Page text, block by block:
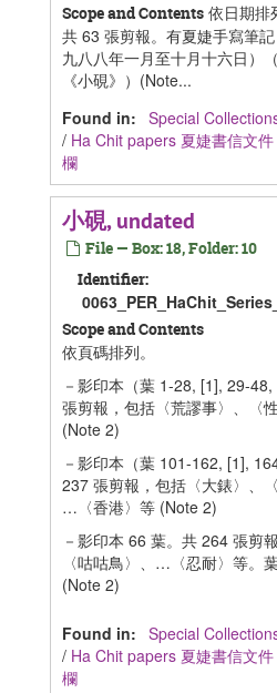
Scope and Contents 依日期排
共 63 張剪報。有夏婕手寫筆
九八八年一月至十月十六日）
《小硯》）(Note...
Found in: Special
/ Ha Chit papers 夏婕書信文件
欄
小硯, undated
File — Box: 18, Folder: 10
Identifier:
Scope and Contents
依頁碼排列。
－影印本（葉 1-28, [1], 29-
張剪報，包括〈荒謬事〉、
(Note 2)
－影印本（葉 101-162, [1],
237 張剪報，包括〈大錶〉、
…〈香港〉等 (Note 2)
－影印本 66 葉。共 264 張剪
〈咕咕鳥〉、…〈忍耐〉等。
(Note 2)
Found in: Special
/ Ha Chit papers 夏婕書信文件
欄